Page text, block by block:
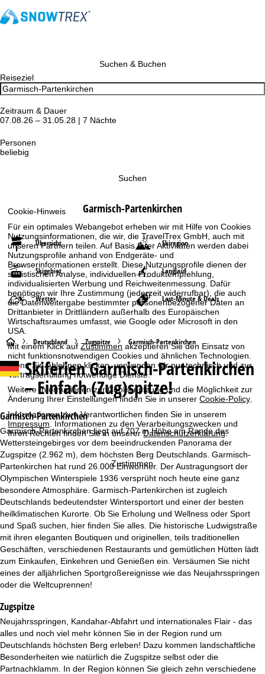
Cookie-Hinweis
Für ein optimales Webangebot erheben wir mit Hilfe von Cookies
Nutzungsinformationen, die wir, die TravelTrex GmbH, auch mit
unseren Partnern teilen. Auf Basis Ihrer Aktivitäten werden dabei
Nutzungsprofile anhand von Endgeräte- und
Browserinformationen erstellt. Diese Nutzungsprofile dienen der
statistischen Analyse, individuellen Produktempfehlung,
individualisierten Werbung und Reichweitenmessung. Dafür
benötigen wir Ihre Zustimmung (jederzeit widerrufbar), die auch
die Datenweitergabe bestimmter personenbezogener Daten an
Drittanbieter in Drittländern außerhalb des Europäischen
Wirtschaftsraumes umfasst, wie Google oder Microsoft in den
USA.
Mit einem Klick aufZustimmen akzeptieren Sie den Einsatz von
nicht funktionsnotwendigen Cookies und ähnlichen Technologien.
Wenn SieAblehnenklicken, verwenden wir nur technisch und zur
Vertragserfüllung notwendige Dienste.
Weitere Informationen zur Cookienutzung und die Möglichkeit zur
Änderung Ihrer Einstellungen finden Sie in unsererCookie-Policy
Informationen zum Verantwortlichen finden Sie in unserem
Impressum . Informationen zu den Verarbeitungszwecken und
Ihren Rechten finden Sie in unsererDatenschutzerklärung.
Zustimmen
Suchen & Buchen
Reiseziel
Zeitraum & Dauer
07.08.26 – 31.05.28 | 7 Nächte
Personen
beliebig
Suchen
Garmisch-Partenkirchen
Übersicht Skiregion
Skigebiet Langlauf
Wetter Last-Minute & Deals
S
t
a
r
t
s
i
t
e
Deutschland Zugspitze Garmisch-Partenkirchen
SkiferienGarmisch-Partenkirchen
– Einfach (Zug)spitze!
Garmisch-Partenkirchen
Garmisch-Partenkirchen liegt auf 707 m Höhe am Rande des
Wettersteingebirges vor dem beeindruckenden Panorama der
Zugspitze (2.962 m), dem höchsten Berg Deutschlands. Garmisch-
Partenkirchen hat rund 26.000 Einwohner. Der Austragungsort der
Olympischen Winterspiele 1936 versprüht noch heute eine ganz
besondere Atmosphäre. Garmisch-Partenkirchen ist zugleich
Deutschlands bedeutendster Wintersportort und einer der besten
heilklimatischen Kurorte. Ob Sie Erholung und Wellness oder Sport
und Spaß suchen, hier finden Sie alles. Die historische Ludwigstraße
mit ihren eleganten Boutiquen und originellen, teils traditionellen
Geschäften, verschiedenen Restaurants und gemütlichen Hütten lädt
zum Einkaufen, Einkehren und Genießen ein. Versäumen Sie nicht
eines der alljährlichen Sportgroßereignisse wie das Neujahrsspringen
oder die Weltcuprennen!
Zugspitze
Neujahrsspringen, Kandahar-Abfahrt und internationales Flair - das
alles und noch viel mehr können Sie in der Region rund um
Deutschlands höchsten Berg erleben! Dazu kommen landschaftliche
Besonderheiten wie natürlich die Zugspitze selbst oder die
Partnachklamm. In der Region können Sie gleich zehn verschiedene